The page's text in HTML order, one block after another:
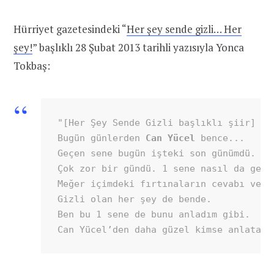
Hürriyet gazetesindeki “Her şey sende gizli… Her
şey!” başlıklı 28 Şubat 2013 tarihli yazısıyla Yonca
Tokbaş:
"[Her Şey Sende Gizli başlıklı şiir]
Bugün günlerden Can Yücel bence...
Geçen sene bugün işteki son günümdü.
Çok zor bir gündü. 1 sene nasıl da
Meğer içimdeki fırtınaların cevabı
Gizli olan her şey de bende.
Ben bu 1 sene de bunu anladım gibi.
Can Yücel’den daha güzel kimse